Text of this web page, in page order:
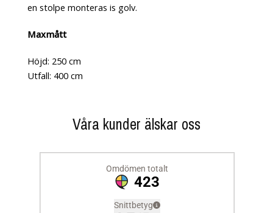
en stolpe monteras is golv.
Maxmått
Höjd: 250 cm
Utfall: 400 cm
Våra kunder älskar oss